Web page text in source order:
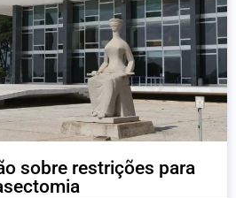
sobre restrições para